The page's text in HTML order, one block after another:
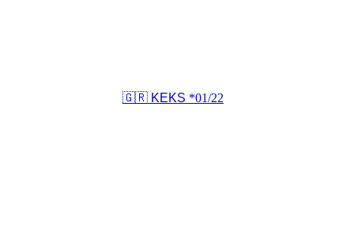
🇬🇷 KEKS *01/22